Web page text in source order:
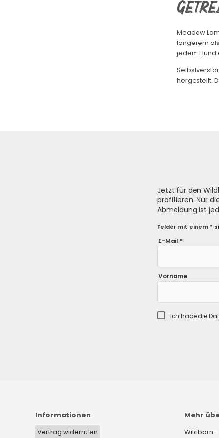
Meadow
längerem
jedem Hund
hergestellt.
Jetzt für den
profitieren. Nur
Abmeldung ist
Felder mit einem *
E-Mail *
Vorname
Ich habe die
Informationen
Vertrag widerrufen
Mehr
Wildborn